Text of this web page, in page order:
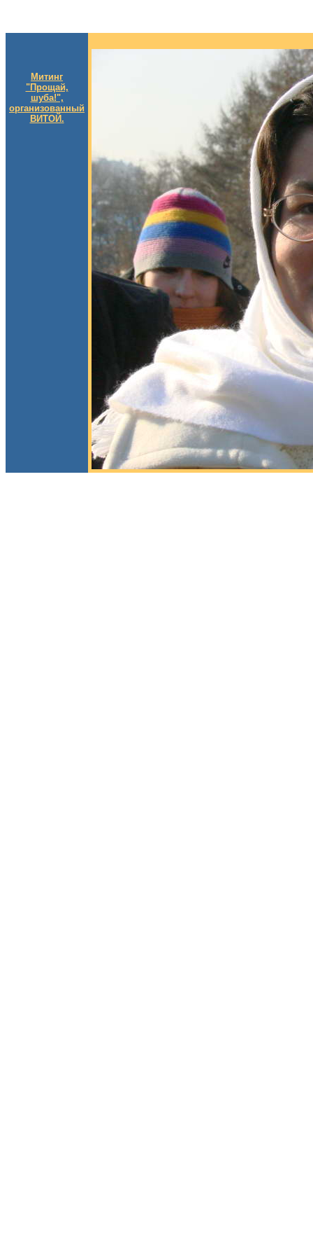
Митинг
"Прощай,
шуба!",
организованный
ВИТОЙ.